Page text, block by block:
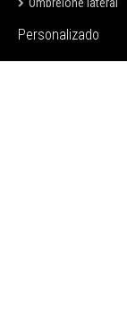
Personalizado